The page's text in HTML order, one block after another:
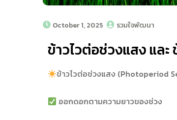
October 1, 2025 รวมใจพัฒนา
ข้าวไวต่อช่วงแสง และ
ข้าวไวต่อช่วงแสง (Photoperiod
ออกดอกตามความยาวของช่วง